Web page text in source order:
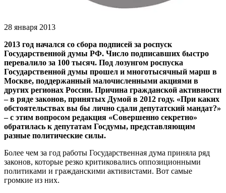
28 января 2013
2013 год начался со сбора подписей за роспуск
Государственной думы РФ. Число подписавших быстро
перевалило за 100 тысяч. Под лозунгом роспуска
Государственной думы прошел и многотысячный марш в
Москве, поддержанный малочисленными акциями в
других регионах России. Причина гражданской активности
– в ряде законов, принятых Думой в 2012 году. «При каких
обстоятельствах вы бы лично сдали депутатский мандат?»
– с этим вопросом редакция «Совершенно секретно»
обратилась к депутатам Госдумы, представляющим
разные политические силы.
Более чем за год работы Государственная дума приняла ряд
законов, которые резко критиковались оппозиционными
политиками и гражданскими активистами. Вот самые
громкие из них.